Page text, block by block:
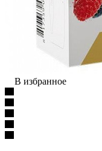
В избранное